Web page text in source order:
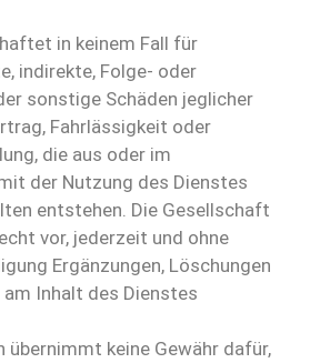
in keinem Fall für
indirekte, Folge- oder
sonstige Schäden jeglicher
Fahrlässigkeit oder
die aus oder im
der Nutzung des Dienstes
entstehen. Die Gesellschaft
vor, jederzeit und ohne
Ergänzungen, Löschungen
Inhalt des Dienstes
übernimmt keine Gewähr dafür,